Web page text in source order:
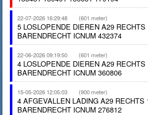
22-07-2026 16:29:48 (601 meter)
5 LOSLOPENDE DIEREN A29 RECHTS
BARENDRECHT ICNUM 432374
22-06-2026 09:19:50 (601 meter)
4 LOSLOPENDE DIEREN A29 RECHTS
BARENDRECHT ICNUM 360806
15-05-2026 12:05:03 (900 meter)
4 AFGEVALLEN LADING A29 RECHTS
BARENDRECHT ICNUM 276812